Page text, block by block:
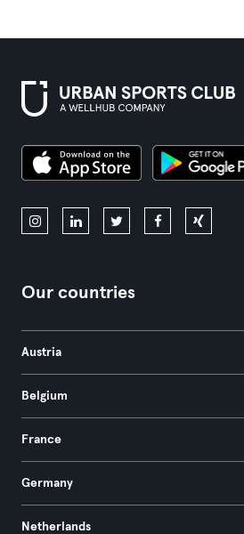
Our countries
Austria
Belgium
France
Germany
Netherlands